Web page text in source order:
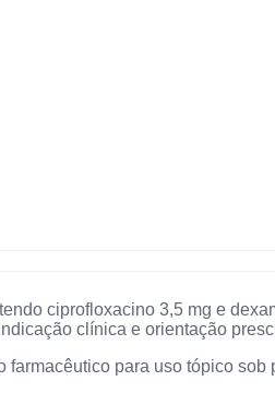
ciprofloxacino 3,5 mg e
clínica e orientação
farmacêutico para uso tópico